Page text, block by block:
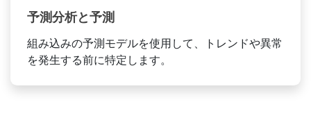
予測分析と予測
組み込みの予測モデルを使用して、トレンドや異常
を発生する前に特定します。